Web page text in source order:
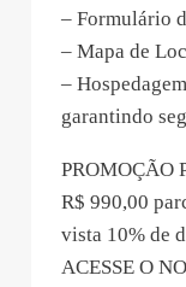
– Formulário
– Mapa de
–
garantindo
PROMOÇÃO
R$ 990,00
vista 10% de
ACESSE O